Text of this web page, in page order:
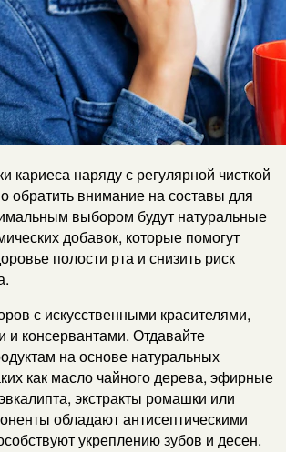
кариеса наряду с регулярной чисткой
обратить внимание на составы для
выбором будут натуральные
добавок, которые помогут
полости рта и снизить риск
с искусственными красителями,
и консервантами. Отдавайте
на основе натуральных
как масло чайного дерева, эфирные
экстракты ромашки или
обладают антисептическими
укреплению зубов и десен.